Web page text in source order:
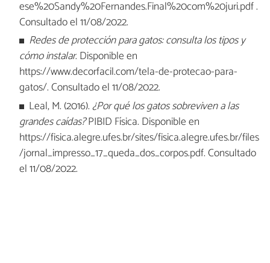
ese%20Sandy%20Fernandes.Final%20com%20juri.pdf .
Consultado el 11/08/2022.
Redes de protección para gatos: consulta los tipos y
cómo instalar. Disponible en
https://www.decorfacil.com/tela-de-protecao-para-
gatos/. Consultado el 11/08/2022.
Leal, M. (2016).¿Por qué los gatos sobreviven a las
grandes caídas?PIBID Física. Disponible en
https://fisica.alegre.ufes.br/sites/fisica.alegre.ufes.br/files
/jornal_impresso_17_queda_dos_corpos.pdf. Consultado
el 11/08/2022.